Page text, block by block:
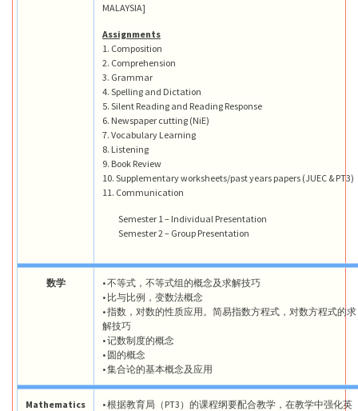
MALAYSIA]
Assignments
1. Composition
2. Comprehension
3. Grammar
4. Spelling and Dictation
5. Silent Reading and Reading Response
6. Newspaper cutting (NiE)
7. Vocabulary Learning
8. Listening
9. Book Review
10. Supplementary worksheets/past years papers (JUEC & PT3)
11. Communication
Semester 1 – Individual Presentation
Semester 2 – Group Presentation
数学
• 不等式，不等式组的概念及求解技巧
• 比与比例，变数法概念
• 指数，对数的性质应用。简易指数方程式，对数方程式的求
解技巧
• 记数制度的概念
• 圆的概念
• 集合论的基本概念及应用
Mathematics
• 根据教育局（PT3）的课程纲要配合教学，在教学中强化英